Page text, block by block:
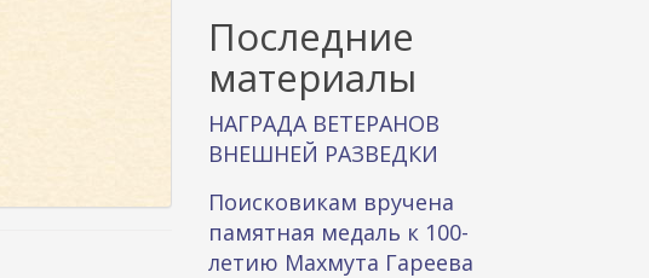
к
а
Последние
материалы
НАГРАДА ВЕТЕРАНОВ
ВНЕШНЕЙ РАЗВЕДКИ
Поисковикам вручена
памятная медаль к 100-
летию Махмута Гареева